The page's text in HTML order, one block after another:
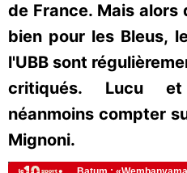
de France. Mais alors
bien pour les Bleus,
l'UBB sont
critiqués. Lucu
néanmoins compter
Mignoni.